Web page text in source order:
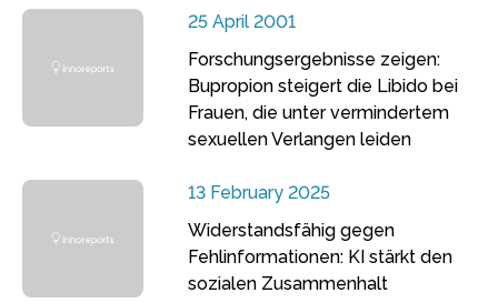
25 April 2001
Forschungsergebnisse zeigen:
Bupropion steigert die Libido bei
Frauen, die unter vermindertem
sexuellen Verlangen leiden
13 February 2025
Widerstandsfähig gegen
Fehlinformationen: KI stärkt den
sozialen Zusammenhalt